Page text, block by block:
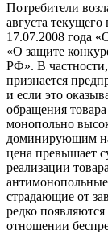
Потребители
августа
17.07.2008 года
«О защите
РФ». В
признается
и если это
обращения
монопольно
доминирующим
цена превышает
реализации
страдающие от
редко
отношении